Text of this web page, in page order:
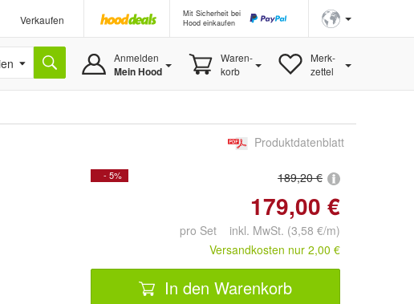
Verkaufen
Mit Sicherheit bei
Hood einkaufen
Anmelden
Mein Hood
Waren-
korb
Merk-
zettel
Produktdatenblatt
- 5% 189,20 €
179,00 €
pro Set inkl. MwSt. (3,58 €/m)
Versandkosten nur 2,00 €
In den Warenkorb